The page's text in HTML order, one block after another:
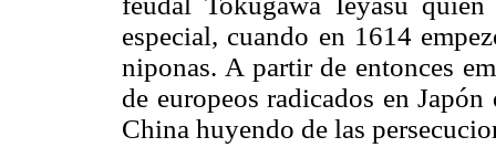
especial, cuando en 1614
niponas. A partir de entonces
de europeos radicados en
China huyendo de las